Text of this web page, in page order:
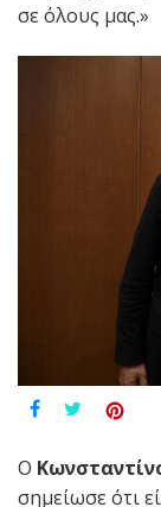
σε όλους μας.»
Ο
σημείωσε ότι